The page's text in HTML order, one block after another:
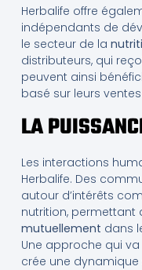
Herbalife offre
indépendants de
le secteur de la
distributeurs, qui
peuvent ainsi
basé sur leurs
LA
Les interactions
Herbalife. Des
autour d’intérêts
nutrition, permettant
mutuellement dans
Une approche qui
crée une